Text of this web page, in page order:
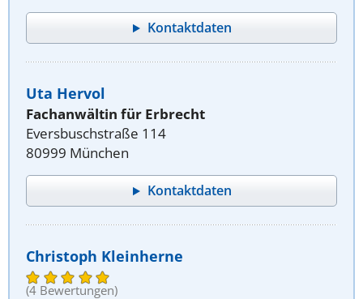
Kontaktdaten
Uta Hervol
Fachanwältin für Erbrecht
Eversbuschstraße 114
80999 München
Kontaktdaten
Christoph Kleinherne
(4 Bewertungen)